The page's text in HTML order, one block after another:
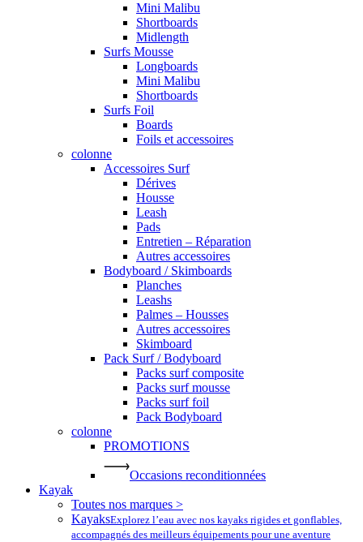
Mini Malibu
Shortboards
Midlength
Surfs Mousse
Longboards
Mini Malibu
Shortboards
Surfs Foil
Boards
Foils et accessoires
colonne
Accessoires Surf
Dérives
Housse
Leash
Pads
Entretien – Réparation
Autres accessoires
Bodyboard / Skimboards
Planches
Leashs
Palmes – Housses
Autres accessoires
Skimboard
Pack Surf / Bodyboard
Packs surf composite
Packs surf mousse
Packs surf foil
Pack Bodyboard
colonne
PROMOTIONS
Occasions reconditionnées
Kayak
Toutes nos marques >
KayaksExplorez l’eau avec nos kayaks rigides et gonflables,
accompagnés des meilleurs équipements pour une aventure